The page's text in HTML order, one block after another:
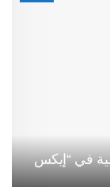
في “إيكس